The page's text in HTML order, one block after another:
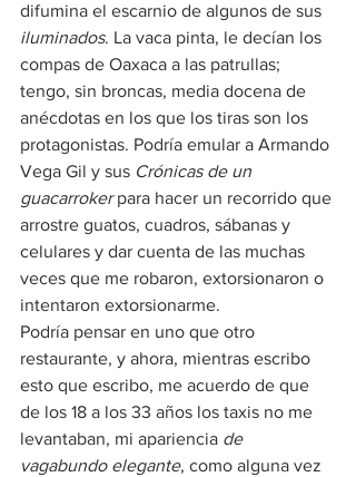
difumina el escarnio de algunos de sus
iluminados. La vaca pinta, le decían los
compas de Oaxaca a las patrullas;
tengo, sin broncas, media docena de
anécdotas en los que los tiras son los
protagonistas. Podría emular a Armando
Vega Gil y sus Crónicas de un
guacarroker para hacer un recorrido que
arrostre guatos, cuadros, sábanas y
celulares y dar cuenta de las muchas
veces que me robaron, extorsionaron o
intentaron extorsionarme.
Podría pensar en uno que otro
restaurante, y ahora, mientras escribo
esto que escribo, me acuerdo de que
de los 18 a los 33 años los taxis no me
levantaban, mi apariencia de
vagabundo elegante, como alguna vez